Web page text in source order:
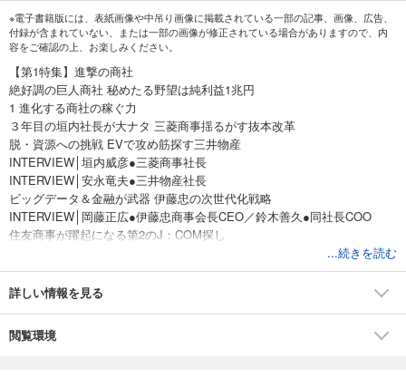
※電子書籍版には、表紙画像や中吊り画像に掲載されている一部の記事、画像、広告、
付録が含まれていない、または一部の画像が修正されている場合がありますので、内
容をご確認の上、お楽しみください。
【第1特集】進撃の商社
絶好調の巨人商社 秘めたる野望は純利益1兆円
1 進化する商社の稼ぐ力
３年目の垣内社長が大ナタ 三菱商事揺るがす抜本改革
脱・資源への挑戦 EVで攻め筋探す三井物産
INTERVIEW│垣内威彦●三菱商事社長
INTERVIEW│安永竜夫●三井物産社長
ビッグデータ＆金融が武器 伊藤忠の次世代化戦略
INTERVIEW│岡藤正広●伊藤忠商事会長CEO／鈴木善久●同社長COO
住友商事が躍起になる第2のJ：COM探し
財務の強化が最優先 得意の電力を磨く丸紅
INTERVIEW│國分文也●丸紅社長
2 変革を迫られる商社パーソン
...続きを読む
詳しい情報を見る
閲覧環境